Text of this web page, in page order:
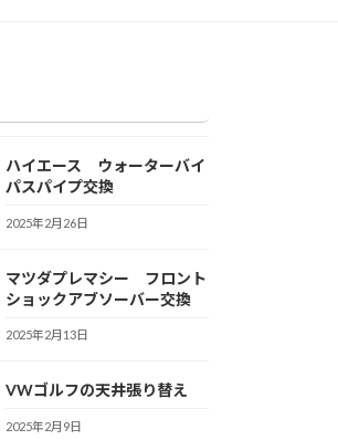
ハイエース ウォーターバイ
パスパイプ交換
2025年2月26日
マツダプレマシー フロント
ショックアブソーバー交換
2025年2月13日
VWゴルフの天井張り替え
2025年2月9日